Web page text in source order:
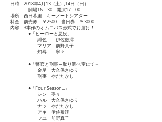
日時 2018年4月13（土）,14日（日）
開場16：30 開演17：00
場所 西日暮里 キーノートシアター
​料金 前売券 ￥2500 当日券 ￥3000
内容 3本作のオムニバス形式でお届け！
●「ヒーローと悪役」
緋色 伊佐敷澪
マリア 前野真子
知尋 寧々
●「警官と刑事～取り調べ室にて～」
金星 大久保さゆり
刑事 やだたかし
●「Four Season...」
シン 寧々
ハル 大久保さゆり
ナツ やだたかし
アキ 伊佐敷澪
フユ 前野真子